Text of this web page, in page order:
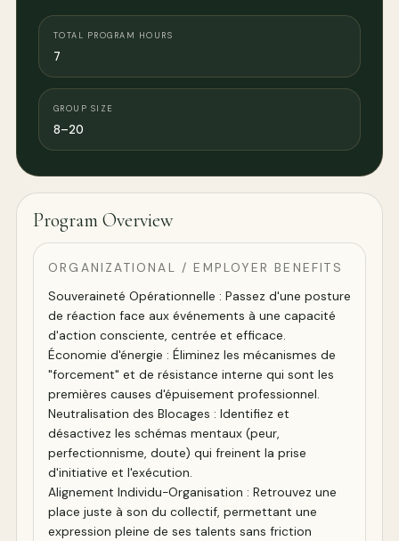
TOTAL PROGRAM HOURS
7
GROUP SIZE
8–20
Program Overview
ORGANIZATIONAL / EMPLOYER BENEFITS
Souveraineté Opérationnelle : Passez d'une posture
de réaction face aux événements à une capacité
d'action consciente, centrée et efficace.
Économie d'énergie : Éliminez les mécanismes de
"forcement" et de résistance interne qui sont les
premières causes d'épuisement professionnel.
Neutralisation des Blocages : Identifiez et
désactivez les schémas mentaux (peur,
perfectionnisme, doute) qui freinent la prise
d'initiative et l'exécution.
Alignement Individu-Organisation : Retrouvez une
place juste à son du collectif, permettant une
expression pleine de ses talents sans friction